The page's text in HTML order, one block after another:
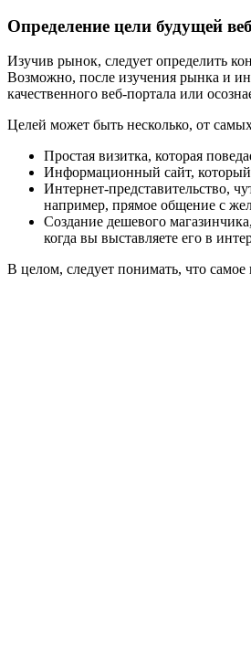
Определение цели будущей
Изучив рынок, следует определить
Возможно, после изучения рынка и
качественного веб-портала или
Целей может быть несколько, от
Простая визитка, которая
Информационный сайт, который
Интернет-представительство,
например, прямое общение с
Создание дешевого
когда вы выставляете его в
В целом, следует понимать, что